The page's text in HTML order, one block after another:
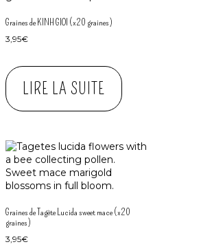
Graines de KINH GIOI (x20 graines)
3,95€
LIRE LA SUITE
Graines de Tagète Lucida sweet mace (x20
graines)
3,95€